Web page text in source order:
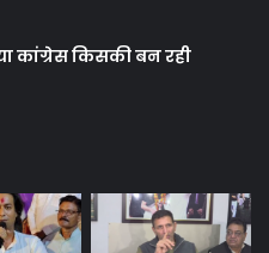
कांग्रेस किसकी बन रही